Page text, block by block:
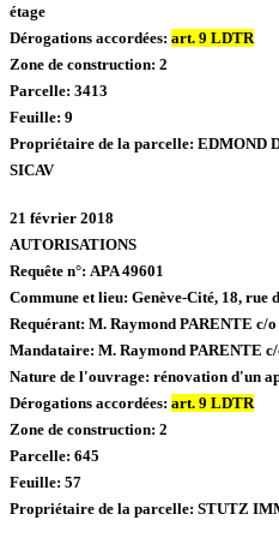
étage
Dérogations accordées: art. 9 LDTR
Zone de construction: 2
Parcelle: 3413
Feuille: 9
Propriétaire de la parcelle: EDMOND
SICAV
21 février 2018
AUTORISATIONS
Requête n°: APA 49601
Commune et lieu: Genève-Cité, 18, rue
Requérant: M. Raymond PARENTE
Mandataire: M. Raymond PARENTE
Nature de l'ouvrage: rénovation d'un
Dérogations accordées: art. 9 LDTR
Zone de construction: 2
Parcelle: 645
Feuille: 57
Propriétaire de la parcelle: STUTZ